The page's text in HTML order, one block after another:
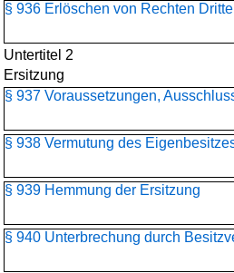
§ 936 Erlöschen von Rechten
Untertitel 2
Ersitzung
§ 937 Voraussetzungen,
§ 938 Vermutung des
§ 939 Hemmung der Ersitzung
§ 940 Unterbrechung durch